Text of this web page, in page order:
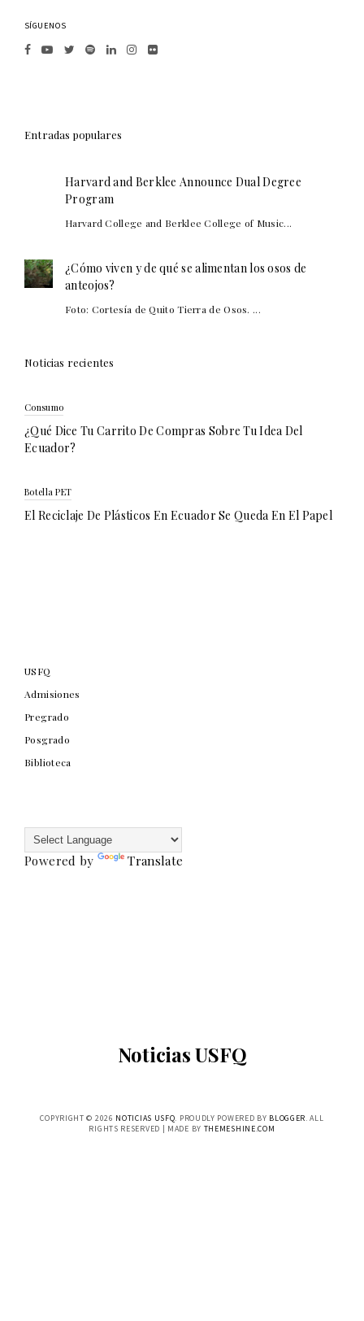
SÍGUENOS
Entradas populares
Harvard and Berklee Announce Dual Degree
Program
Harvard College and Berklee College of Music...
¿Cómo viven y de qué se alimentan los osos de
anteojos?
Foto: Cortesía de Quito Tierra de Osos. ...
Noticias recientes
Consumo
¿Qué Dice Tu Carrito De Compras Sobre Tu Idea Del
Ecuador?
Botella PET
El Reciclaje De Plásticos En Ecuador Se Queda En El Papel
USFQ
Admisiones
Pregrado
Posgrado
Biblioteca
Powered by Translate
Noticias USFQ
COPYRIGHT © 2026 NOTICIAS USFQ. PROUDLY POWERED BY BLOGGER. ALL
RIGHTS RESERVED | MADE BY THEMESHINE.COM